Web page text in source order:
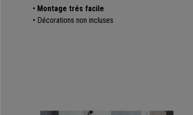
• Montage trés facile
• Décorations non incluses